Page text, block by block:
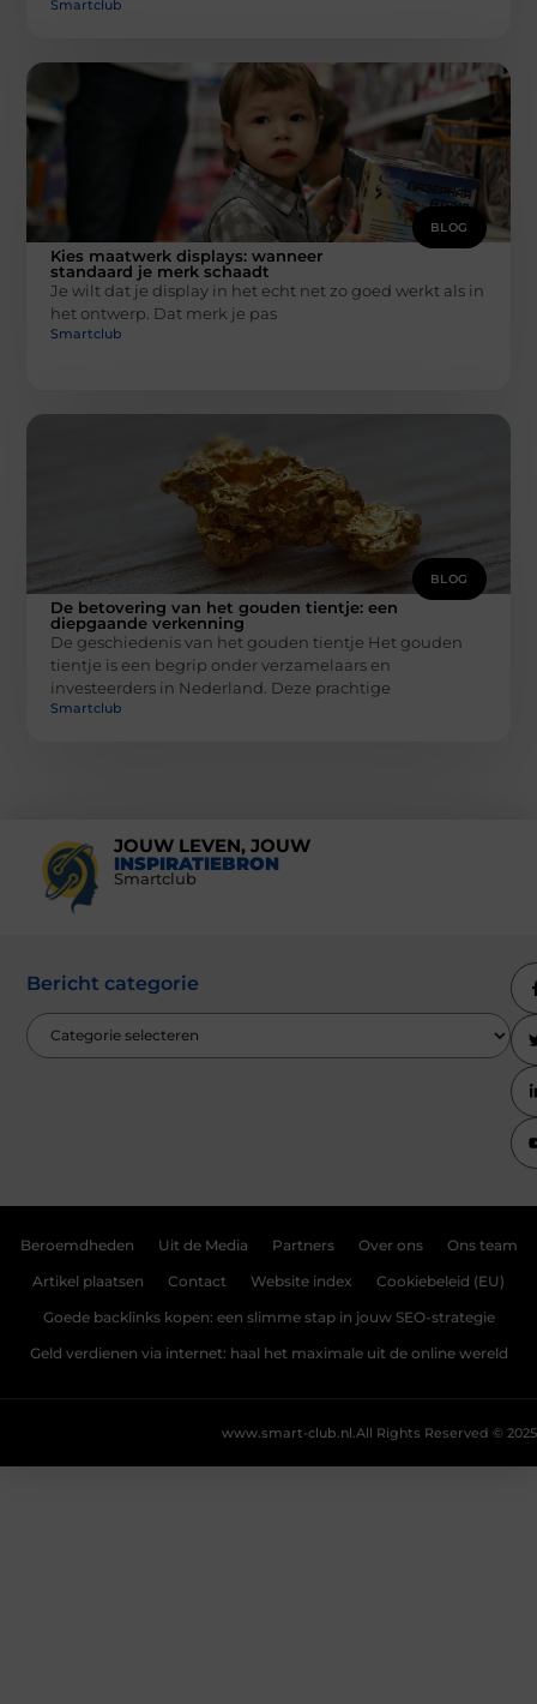
Smartclub
BLOG
Kies maatwerk displays: wanneer
standaard je merk schaadt
Je wilt dat je display in het echt net zo goed werkt als in
het ontwerp. Dat merk je pas
Smartclub
BLOG
De betovering van het gouden tientje: een
diepgaande verkenning
De geschiedenis van het gouden tientje Het gouden
tientje is een begrip onder verzamelaars en
investeerders in Nederland. Deze prachtige
Smartclub
JOUW LEVEN, JOUW
INSPIRATIEBRON
Smartclub
Bericht categorie
Beroemdheden Uit de Media Partners Over ons Ons team
Artikel plaatsen Contact Website index Cookiebeleid (EU)
Goede backlinks kopen: een slimme stap in jouw SEO-strategie
Geld verdienen via internet: haal het maximale uit de online wereld
All Rights Reserved © 2025
www.smart-club.nl.